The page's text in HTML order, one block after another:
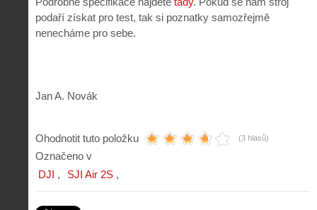
podaří získat pro test, tak si poznatky samozřejmě
nenecháme pro sebe.
Jan A. Novák
Ohodnotit tuto položku (3 hlasů)
Označeno v
DJI
SJI Air 2S